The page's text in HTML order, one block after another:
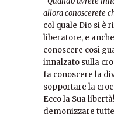
allora conoscerete
col quale Dio si è
liberatore, e
conoscere così
innalzato sulla
fa conoscere la
sopportare la
Ecco la Sua
demonizzare